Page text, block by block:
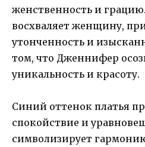
женственность и
восхваляет женщину,
утонченность и
том, что Дженнифер
уникальность и красоту.
Синий оттенок платья
спокойствие и
символизирует